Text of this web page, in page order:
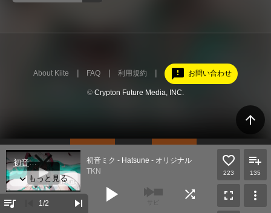
arrow_upward
About Kiite FAQ 利用規約 feedback お問い合わせ
© Crypton Future Media, INC.
queue_music 1 /2 skip_next
初音ミク - Hatsune - オリジナル
TKN
play_arrow サビ
shuffle
223 135
fullscreen more_vert